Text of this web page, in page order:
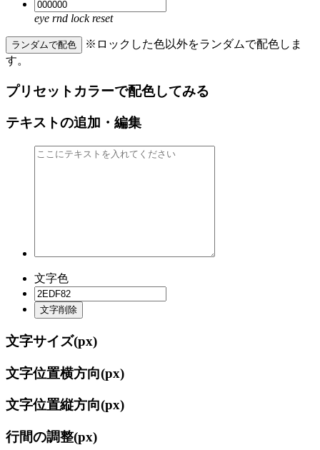
eye rnd lock reset
ランダムで配色
※ロックした色以外をランダムで配色しま
す。
プリセットカラーで配色してみる
テキストの追加・編集
文字色
文字削除
文字サイズ(px)
文字位置横方向(px)
文字位置縦方向(px)
行間の調整(px)